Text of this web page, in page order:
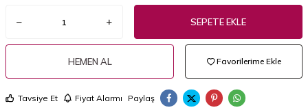
SEPETE EKLE
HEMEN AL Favorilerime Ekle
Tavsiye Et Fiyat Alarmı Paylaş